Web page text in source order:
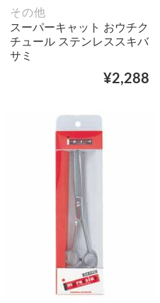
その他
スーパーキャット おウチク
チュール ステンレススキバ
サミ
¥2,288